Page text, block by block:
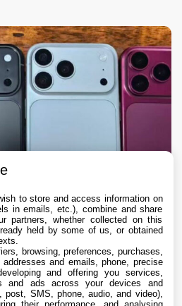
l’iPhone 18 Pro se
to store and access information on
in emails, etc.), combine and share
partners, whether collected on this
held by some of us, or obtained
browsing, preferences, purchases,
and emails, phone, precise
and offering you services,
and ads across your devices and
post, SMS, phone, audio, and video),
their performance, and analysing